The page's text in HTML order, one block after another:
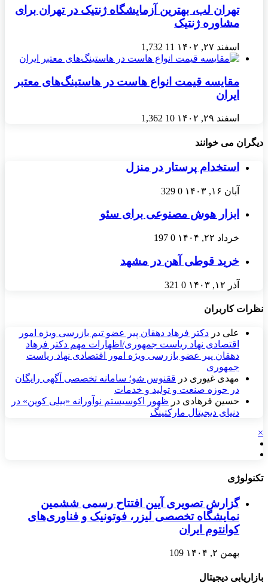
تهران لب، بهترین آزمایشگاه ژنتیک در تهران برای
مشاوره ژنتیک
اسفند ۲۷, ۱۴۰۲ 11
1,732
مقایسه قیمت انواع هاست در هاستینگ‌های معتبر
ایران
اسفند ۲۹, ۱۴۰۲ 10
1,362
دیگران می خوانند
استخدام پرستار در منزل
آبان ۱۶, ۱۴۰۳ 0
329
ابزار هوش مصنوعی برای سئو
خرداد ۲۲, ۱۴۰۴ 0
197
خرید قوطی آهن در مشهد
آذر ۱۲, ۱۴۰۳ 0
321
نظرات کاربران
علی در دکتر فرهاد دهقان پیر عضو تيم بازرسی ويژه امور
اقتصادی نهاد رياست جمهوری/اظهارات مهم دکتر فرهاد
دهقان پیر عضو بازرسی ویژه امور اقتصادی نهاد ریاست
جمهوری
مهدی غیوری در ققنوس شو؛ سامانه تخصصی آگهی رایگان
در حوزه صنعت و تولید و خدمات
حسین فرهادی در ظهور اکوسیستم نوآورانه «بیلی کوین» در
دنیای دیجیتال مارکتینگ
×
تکنولوژی
گزارش تصویری آیین افتتاح رسمی ششمین
نمایشگاه تخصصی لیزر، فوتونیک و فناوری‌های
کوانتوم ایران
بهمن ۲, ۱۴۰۴ 109
بازاریابی دیجیتال